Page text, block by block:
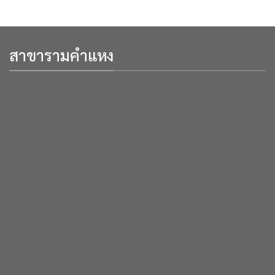
สาขารามคำแหง